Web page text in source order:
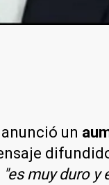
anunció un
"es muy duro y